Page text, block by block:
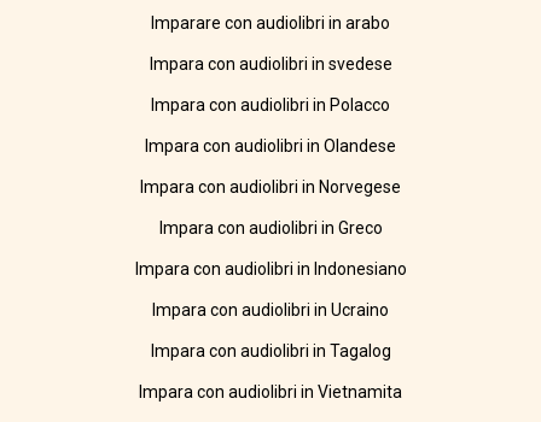
Imparare con audiolibri in arabo
Impara con audiolibri in svedese
Impara con audiolibri in Polacco
Impara con audiolibri in Olandese
Impara con audiolibri in Norvegese
Impara con audiolibri in Greco
Impara con audiolibri in Indonesiano
Impara con audiolibri in Ucraino
Impara con audiolibri in Tagalog
Impara con audiolibri in Vietnamita